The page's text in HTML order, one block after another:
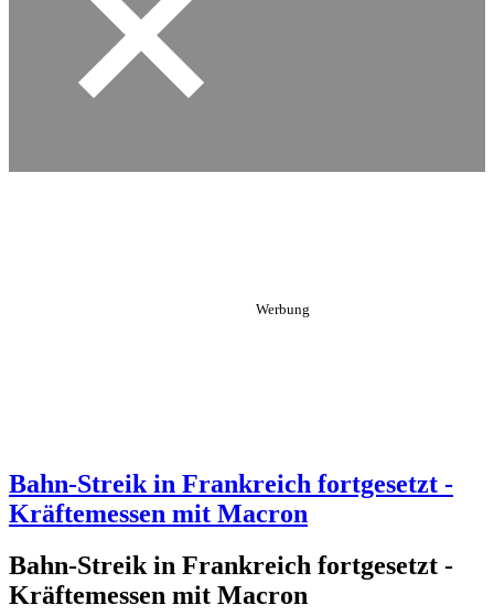
Bahn-Streik in Frankreich fortgesetzt -
Kräftemessen mit Macron
Bahn-Streik in Frankreich fortgesetzt -
Kräftemessen mit Macron